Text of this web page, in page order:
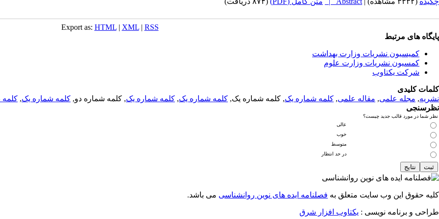
Export as: HTML| XML| RSS
پایگاه های مرتبط
کمیسیون نشریات وزارت بهداشت
کمسیون نشریات وزارت علوم
شرکت یکتاوب
کلمات کلیدی
نشریه, مجله علمی, مقاله علمی, کلمه شماره یک, کلمه شماره یک, کلمه شماره یک, کلمه شماره یک, کلمه شماره دو, کلمه شماره یک, کلمه
نظرسنجی
نظر شما در مورد قالب جدید چیست؟
عالی
خوب
متوسط
در حد انتظار
کلیه حقوق این وب سایت متعلق به فصلنامه ایده های نوین روانشناسی می باشد.
طراحی و برنامه نویسی : یکتاوب افزار شرق